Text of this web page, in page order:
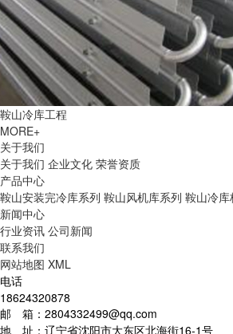
鞍山冷库工程
MORE+
关于我们
关于我们 企业文化 荣誉资质
产品中心
鞍山安装完冷库系列 鞍山风机库系列 鞍山冷库
新闻中心
行业资讯 公司新闻
联系我们
网站地图 XML
电话
18624320878
邮 箱：2804332499@qq.com
地 址：辽宁省沈阳市大东区北海街16-1号